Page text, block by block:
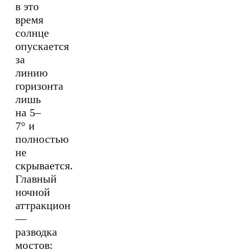
в это
время
солнце
опускается
за
линию
горизонта
лишь
на 5–
7° и
полностью
не
скрывается.
Главный
ночной
аттракцион
—
разводка
мостов: